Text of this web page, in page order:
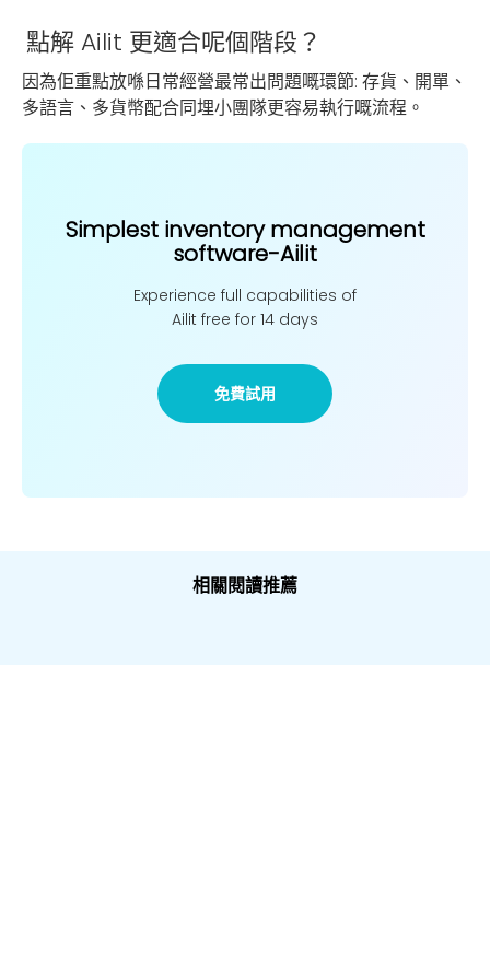
點解 Ailit 更適合呢個階段？
因為佢重點放喺日常經營最常出問題嘅環節: 存貨、開單、
多語言、多貨幣配合同埋小團隊更容易執行嘅流程。
Simplest inventory management
software-Ailit
Experience full capabilities of
Ailit free for 14 days
免費試用
相關閱讀推薦